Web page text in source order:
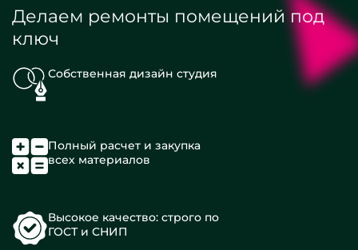
Делаем ремонты помещений под
ключ
Собственная дизайн студия
Полный расчет и закупка
всех материалов
Высокое качество: строго по
ГОСТ и СНИП